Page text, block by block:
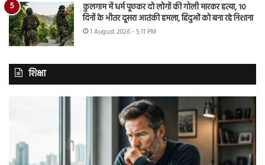
कुलगाम में धर्म पूछकर दो लोगों की गोली मारकर हत्या, 10
दिनों के भीतर दूसरा आतंकी हमला, हिंदुओं को बना रहे निशाना
1 August 2026 - 5:11 PM
शिक्षा